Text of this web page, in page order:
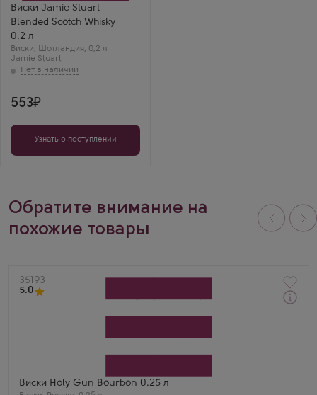
Виски Jamie Stuart
Blended Scotch Whisky
0.2 л
Виски, Шотландия, 0,2 л
Jamie Stuart
Бренд
Jamie Stuart
Регион
Спейсайд
Выдержка
3 года
553
Узнать о поступлении
Обратите внимание на
похожие товары
Артикул
35193
5.0
Виски Holy Gun Bourbon 0.25 л
Артём
Holy Gun Bourbon 0.25 — американский характер!